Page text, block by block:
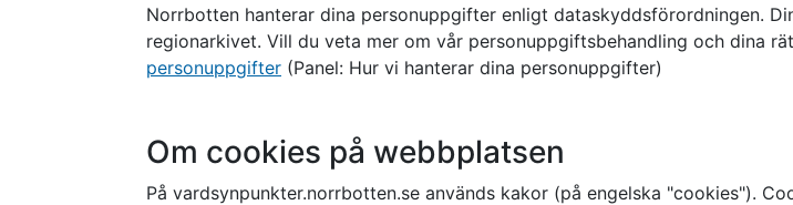
Norrbotten hanterar dina personuppgifter enligt dataskyddsförordningen.
regionarkivet. Vill du veta mer om vår personuppgiftsbehandling och dina
personuppgifter (Panel: Hur vi hanterar dina personuppgifter)
Om cookies på webbplatsen
På vardsynpunkter.norrbotten.se används kakor (på engelska "cookies").